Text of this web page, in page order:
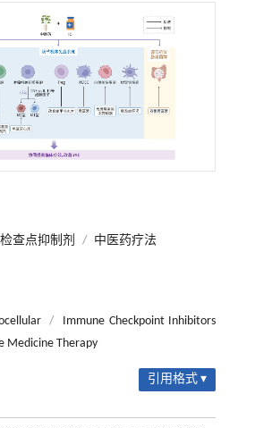
查点抑制剂 / 中医药疗法
/
Immune Checkpoint Inhibitors
Medicine Therapy
引用格式 ▾